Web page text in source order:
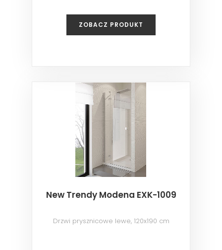
ZOBACZ PRODUKT
New Trendy Modena EXK-1009
Drzwi prysznicowe lewe, 120x190 cm